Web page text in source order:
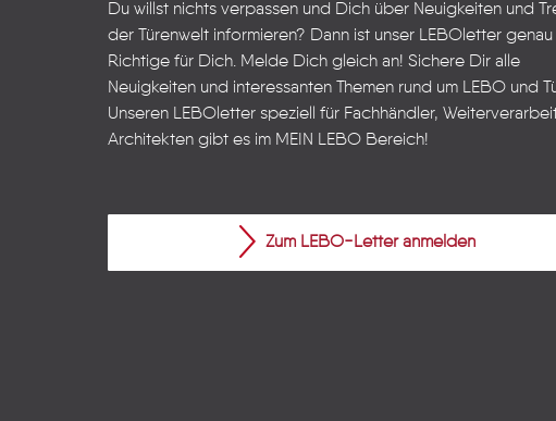
Du willst nichts verpassen und Dich über Neuigkeiten und
der Türenwelt informieren? Dann ist unser LEBOletter
Richtige für Dich. Melde Dich gleich an! Sichere Dir alle
Neuigkeiten und interessanten Themen rund um LEBO und
Unseren LEBOletter speziell für Fachhändler,
Architekten gibt es im MEIN LEBO Bereich!
Zum LEBO-Letter anmelden